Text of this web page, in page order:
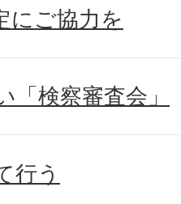
にご協力を
検察審査会」
行う